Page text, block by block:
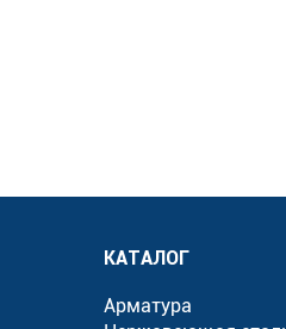
КАТАЛОГ
Арматура